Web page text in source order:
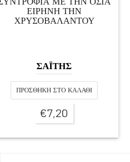
ΕΙΡΗΝΗ ΤΗΝ
ΧΡΥΣΟΒΑΛΑΝΤΟΥ
ΣΑΪΤΗΣ
ΠΡΟΣΘΉΚΗ ΣΤΟ ΚΑΛΆΘΙ
€7,20